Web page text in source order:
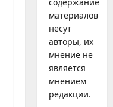
материалов
несут
авторы, их
мнение не
является
мнением
редакции.